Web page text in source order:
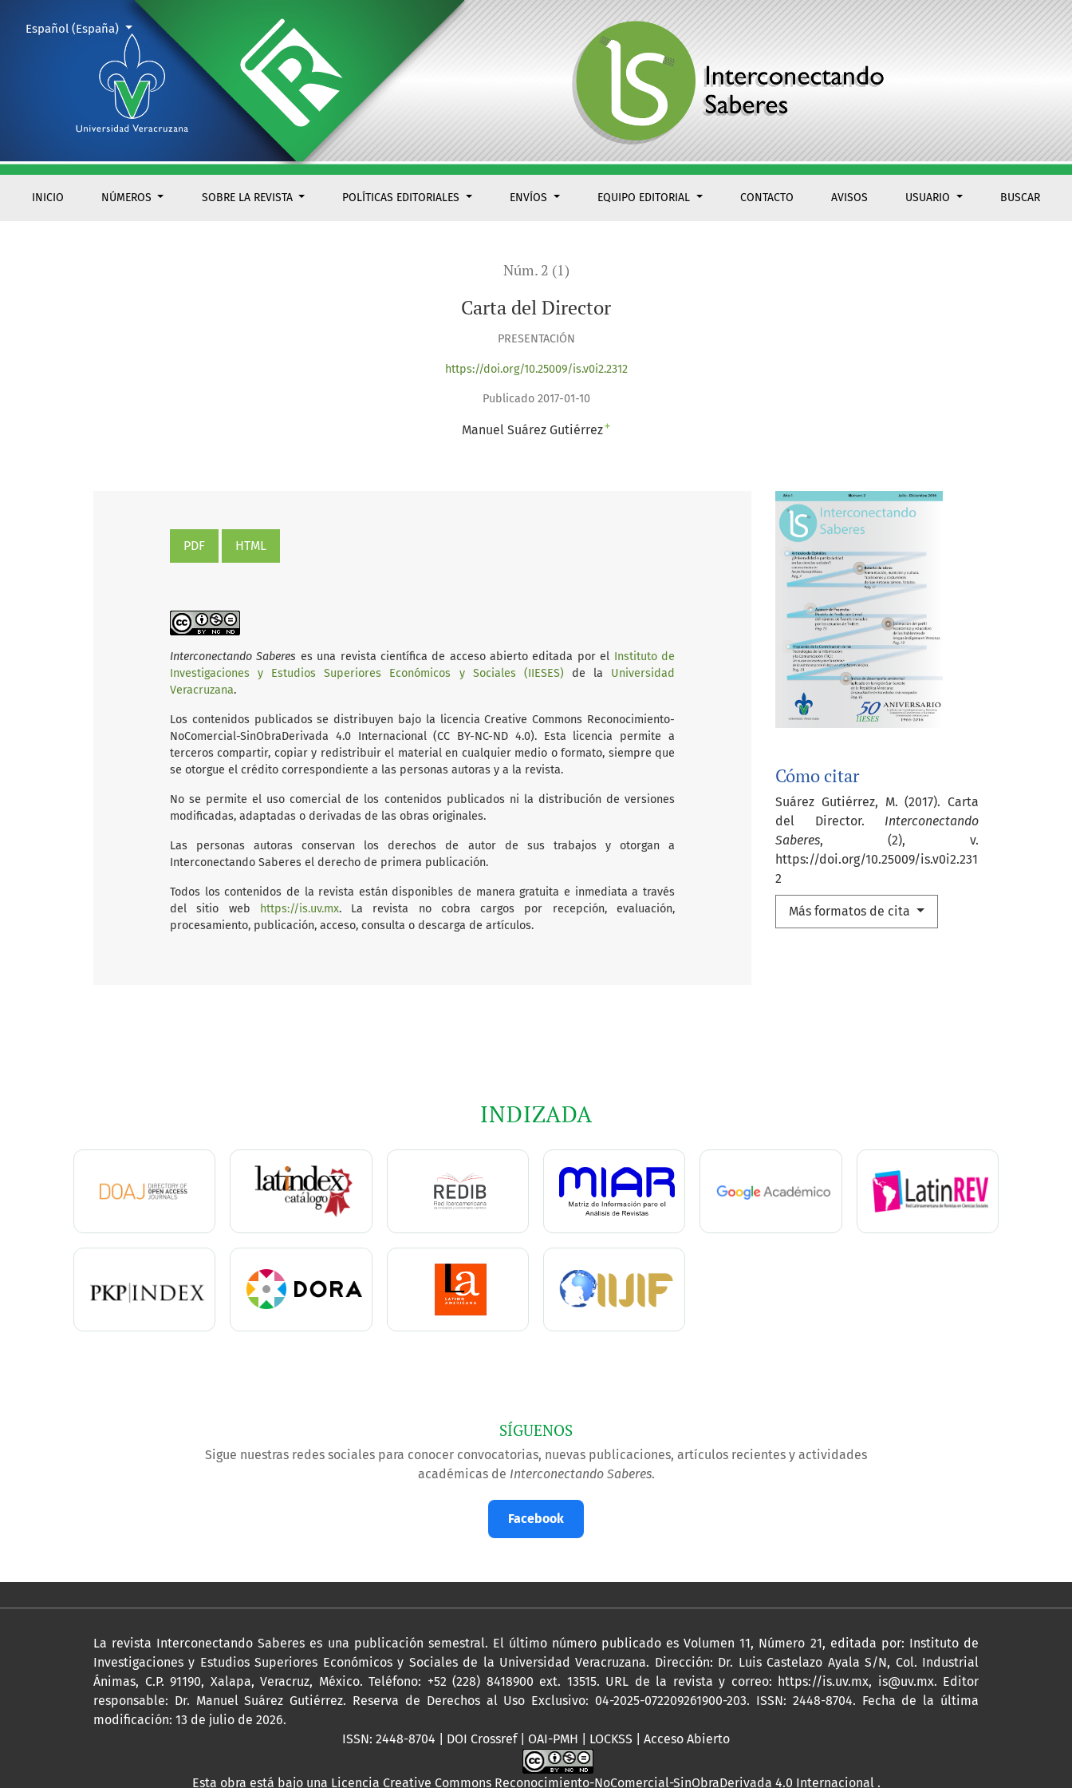
INICIO NÚMEROS SOBRE LA REVISTA POLÍTICAS EDITORIALES ENVÍOS EQUIPO EDITORIAL CONTACTO AVISOS USUARIO BUSCAR
Cambiar el idioma. El actual es:
Español (España)
Núm. 2 (1)
Carta del Director
PRESENTACIÓN
https://doi.org/10.25009/is.v0i2.2312
Publicado 2017-01-10
Manuel Suárez Gutiérrez+
Cómo citar
Suárez Gutiérrez, M. (2017). Carta
del Director. Interconectando
Saberes, (2), v.
https://doi.org/10.25009/is.v0i2.231
2
Más formatos de cita
PDF HTML
Interconectando Saberes es una revista científica de acceso abierto editada por el Instituto de
Investigaciones y Estudios Superiores Económicos y Sociales (IIESES) de la Universidad
Veracruzana.
Los contenidos publicados se distribuyen bajo la licencia Creative Commons Reconocimiento-
NoComercial-SinObraDerivada 4.0 Internacional (CC BY-NC-ND 4.0). Esta licencia permite a
terceros compartir, copiar y redistribuir el material en cualquier medio o formato, siempre que
se otorgue el crédito correspondiente a las personas autoras y a la revista.
No se permite el uso comercial de los contenidos publicados ni la distribución de versiones
modificadas, adaptadas o derivadas de las obras originales.
Las personas autoras conservan los derechos de autor de sus trabajos y otorgan a
Interconectando Saberes el derecho de primera publicación.
Todos los contenidos de la revista están disponibles de manera gratuita e inmediata a través
del sitio web
https://is.uv.mx. La revista no cobra cargos por recepción, evaluación,
procesamiento, publicación, acceso, consulta o descarga de artículos.
INDIZADA
SÍGUENOS
Sigue nuestras redes sociales para conocer convocatorias, nuevas publicaciones, artículos recientes y actividades
académicas de Interconectando Saberes.
Facebook
La revista Interconectando Saberes es una publicación semestral. El último número publicado es Volumen 11, Número 21, editada por: Instituto de
Investigaciones y Estudios Superiores Económicos y Sociales de la Universidad Veracruzana. Dirección: Dr. Luis Castelazo Ayala S/N, Col. Industrial
Ánimas, C.P. 91190, Xalapa, Veracruz, México. Teléfono: +52 (228) 8418900 ext. 13515. URL de la revista y correo: https://is.uv.mx, is@uv.mx. Editor
responsable: Dr. Manuel Suárez Gutiérrez. Reserva de Derechos al Uso Exclusivo: 04-2025-072209261900-203. ISSN: 2448-8704. Fecha de la última
modificación: 13 de julio de 2026.
ISSN: 2448-8704 | DOI Crossref | OAI-PMH | LOCKSS | Acceso Abierto
Esta obra está bajo una Licencia Creative Commons Reconocimiento-NoComercial-SinObraDerivada 4.0 Internacional .